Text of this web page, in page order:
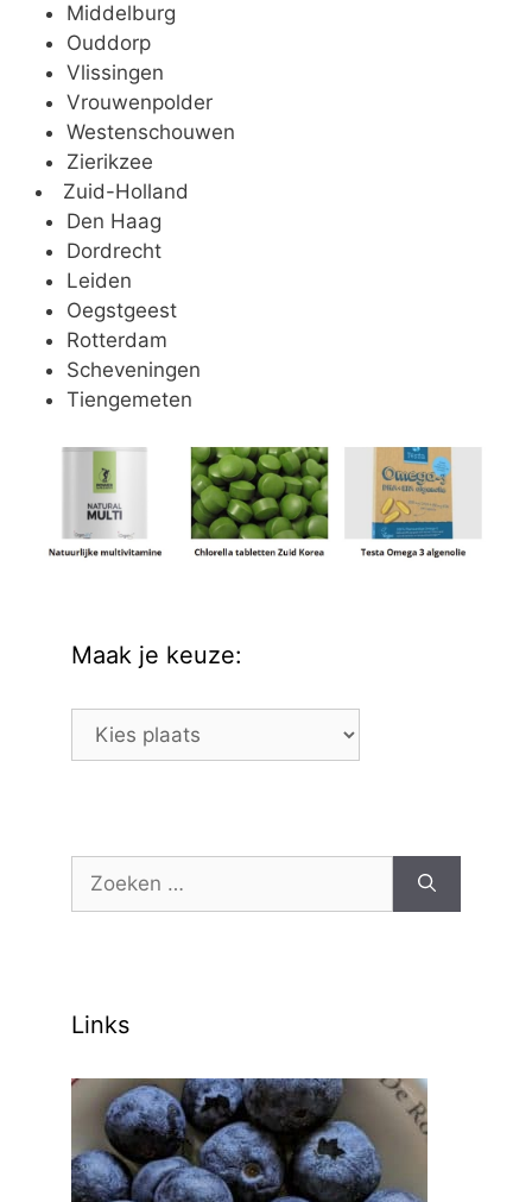
Middelburg
Ouddorp
Vlissingen
Vrouwenpolder
Westenschouwen
Zierikzee
Zuid-Holland
Den Haag
Dordrecht
Leiden
Oegstgeest
Rotterdam
Scheveningen
Tiengemeten
Maak je keuze:
Maak
naar:
Links